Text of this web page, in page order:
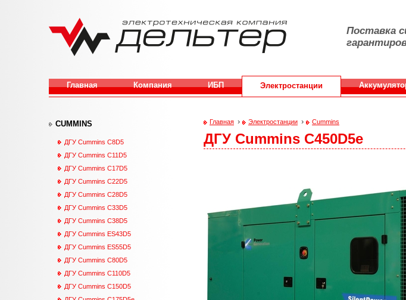
Поставка
Главная Компания ИБП Электростанции
CUMMINS
ДГУ Cummins С8D5
ДГУ Cummins С11D5
ДГУ Cummins С17D5
ДГУ Cummins С22D5
ДГУ Cummins С28D5
ДГУ Cummins С33D5
ДГУ Cummins С38D5
ДГУ Cummins ES43D5
ДГУ Cummins ES55D5
ДГУ Cummins С80D5
ДГУ Cummins С110D5
ДГУ Cummins С150D5
Вы здесь
Главная › Электростанции › Cummins
ДГУ Cummins С450D5e